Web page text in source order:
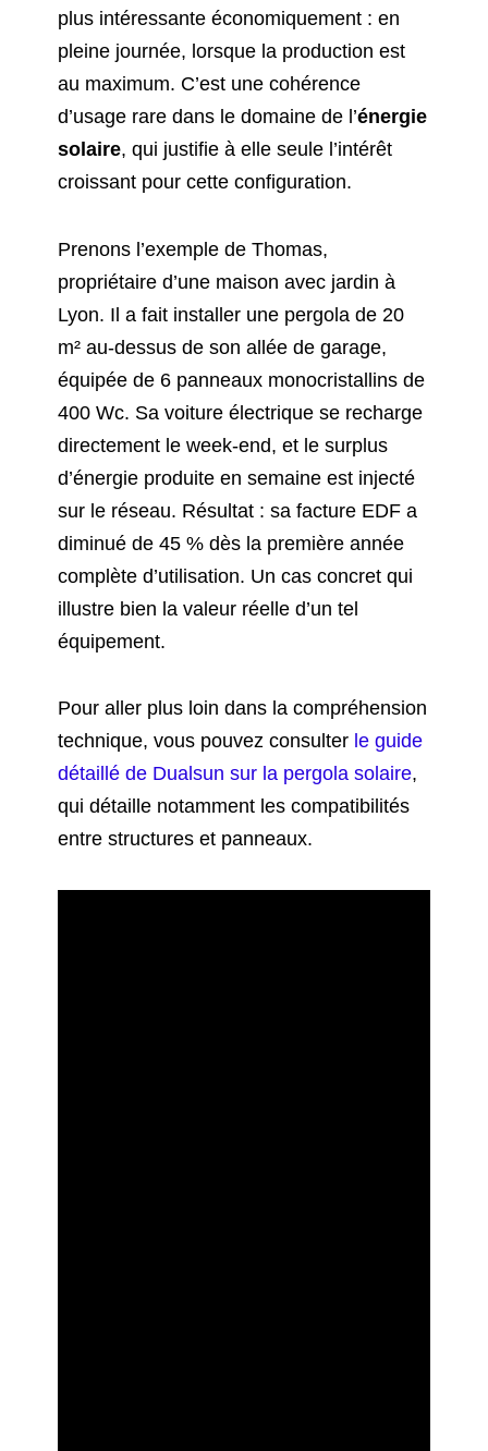
plus intéressante économiquement : en
pleine journée, lorsque la production est
au maximum. C’est une cohérence
d’usage rare dans le domaine de l’énergie
solaire, qui justifie à elle seule l’intérêt
croissant pour cette configuration.
Prenons l’exemple de Thomas,
propriétaire d’une maison avec jardin à
Lyon. Il a fait installer une pergola de 20
m² au-dessus de son allée de garage,
équipée de 6 panneaux monocristallins de
400 Wc. Sa voiture électrique se recharge
directement le week-end, et le surplus
d’énergie produite en semaine est injecté
sur le réseau. Résultat : sa facture EDF a
diminué de 45 % dès la première année
complète d’utilisation. Un cas concret qui
illustre bien la valeur réelle d’un tel
équipement.
Pour aller plus loin dans la compréhension
technique, vous pouvez consulter le guide
détaillé de Dualsun sur la pergola solaire,
qui détaille notamment les compatibilités
entre structures et panneaux.